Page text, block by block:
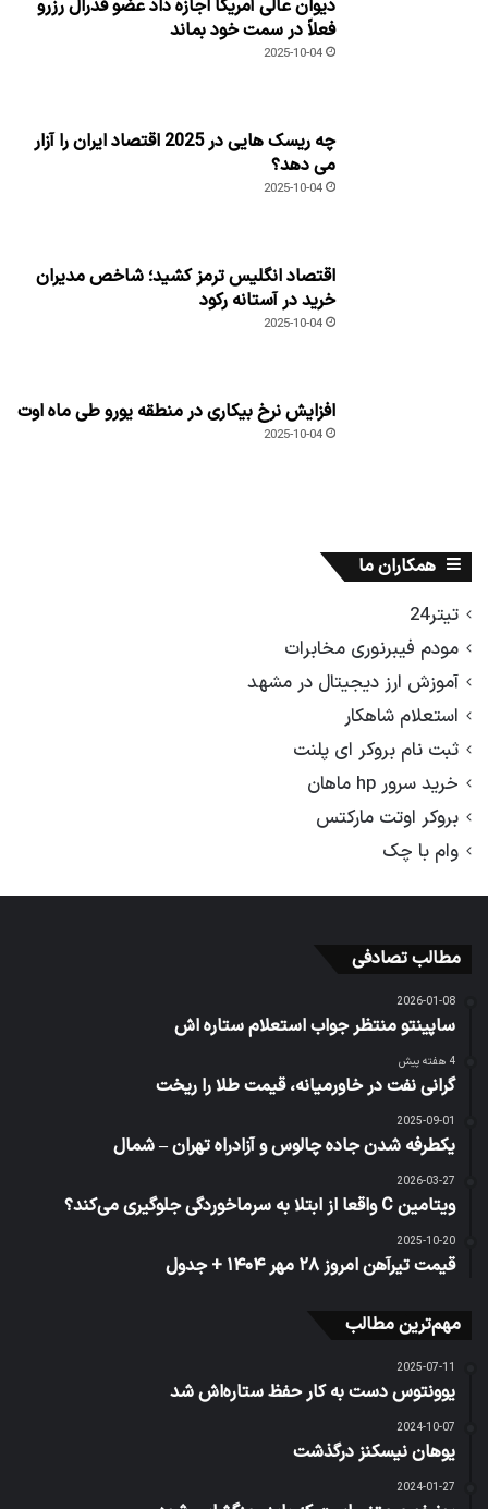
چه ریسک هایی در 2025 اقتصاد ایران را آزار
می دهد؟
2025-10-04
اقتصاد انگلیس ترمز کشید؛ شاخص مدیران
خرید در آستانه رکود
2025-10-04
افزایش نرخ بیکاری در منطقه یورو طی ماه اوت
2025-10-04
آموزش ارز دیجیتال در مشهد
استعلام شاهکار
ثبت نام بروکر ای پلنت
خرید سرور hp ماهان
بروکر اوتت مارکتس
وام با چک
مطالب تصادفی
ساپینتو منتظر جواب استعلام ستاره اش
گرانی نفت در خاورمیانه، قیمت طلا را ریخت
2025-09-01
یکطرفه شدن جاده چالوس و آزادراه تهران – شمال
2026-03-27
ویتامین C واقعا از ابتلا به سرماخوردگی جلوگیری می‌کند؟
2025-10-20
قیمت تیرآهن امروز ۲۸ مهر ۱۴۰۴ + جدول
مهم‌ترین مطالب
2025-07-11
یوونتوس دست به کار حفظ ستاره‌اش شد
یوهان نیسکنز درگذشت
2024-01-27
یونیفورم متنی است که باید رمزگشایی شود
2024-01-20
یونیدو: رشد صنعتی ایران از 164 کشور جهان بیشتر شد
2025-05-20